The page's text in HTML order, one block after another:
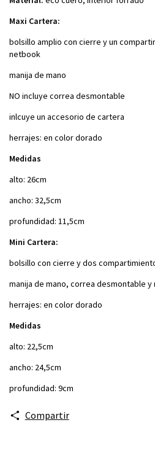
Maxi Cartera:
bolsillo amplio con cierre y un
netbook
manija de mano
NO incluye correa desmontable
inlcuye un accesorio de cartera
herrajes: en color dorado
Medidas
alto: 26cm
ancho: 32,5cm
profundidad: 11,5cm
Mini Cartera:
bolsillo con cierre y dos
manija de mano, correa desmontable y
herrajes: en color dorado
Medidas
alto: 22,5cm
ancho: 24,5cm
profundidad: 9cm
Compartir